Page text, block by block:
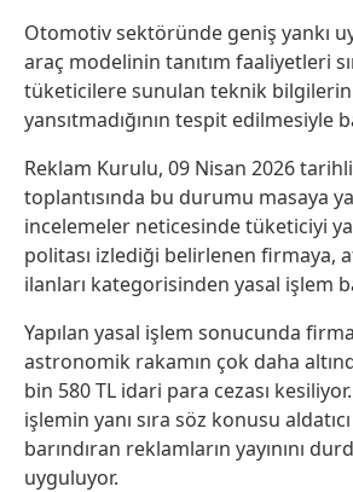
Otomotiv sektöründe geniş yankı
araç modelinin tanıtım faaliyetleri
tüketicilere sunulan teknik
yansıtmadığının tespit edilmesiyle
Reklam Kurulu, 09 Nisan 2026
toplantısında bu durumu masaya
incelemeler neticesinde tüketiciyi
politası izlediği belirlenen firmaya,
ilanları kategorisinden yasal işlem
Yapılan yasal işlem sonucunda
astronomik rakamın çok daha
bin 580 TL idari para cezası
işlemin yanı sıra söz konusu
barındıran reklamların yayınını
uyguluyor.